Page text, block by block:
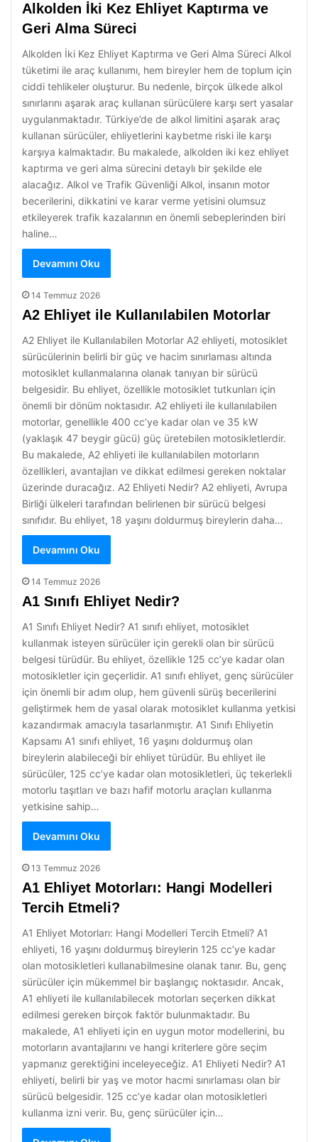
Alkolden İki Kez Ehliyet Kaptırma ve
Geri Alma Süreci
Alkolden İki Kez Ehliyet Kaptırma ve Geri Alma Süreci Alkol
tüketimi ile araç kullanımı, hem bireyler hem de toplum için
ciddi tehlikeler oluşturur. Bu nedenle, birçok ülkede alkol
sınırlarını aşarak araç kullanan sürücülere karşı sert yasalar
uygulanmaktadır. Türkiye’de de alkol limitini aşarak araç
kullanan sürücüler, ehliyetlerini kaybetme riski ile karşı
karşıya kalmaktadır. Bu makalede, alkolden iki kez ehliyet
kaptırma ve geri alma sürecini detaylı bir şekilde ele
alacağız. Alkol ve Trafik Güvenliği Alkol, insanın motor
becerilerini, dikkatini ve karar verme yetisini olumsuz
etkileyerek trafik kazalarının en önemli sebeplerinden biri
haline…
Devamını Oku
14 Temmuz 2026
A2 Ehliyet ile Kullanılabilen Motorlar
A2 Ehliyet ile Kullanılabilen Motorlar A2 ehliyeti, motosiklet
sürücülerinin belirli bir güç ve hacim sınırlaması altında
motosiklet kullanmalarına olanak tanıyan bir sürücü
belgesidir. Bu ehliyet, özellikle motosiklet tutkunları için
önemli bir dönüm noktasıdır. A2 ehliyeti ile kullanılabilen
motorlar, genellikle 400 cc’ye kadar olan ve 35 kW
(yaklaşık 47 beygir gücü) güç üretebilen motosikletlerdir.
Bu makalede, A2 ehliyeti ile kullanılabilen motorların
özellikleri, avantajları ve dikkat edilmesi gereken noktalar
üzerinde duracağız. A2 Ehliyeti Nedir? A2 ehliyeti, Avrupa
Birliği ülkeleri tarafından belirlenen bir sürücü belgesi
sınıfıdır. Bu ehliyet, 18 yaşını doldurmuş bireylerin daha…
Devamını Oku
14 Temmuz 2026
A1 Sınıfı Ehliyet Nedir?
A1 Sınıfı Ehliyet Nedir? A1 sınıfı ehliyet, motosiklet
kullanmak isteyen sürücüler için gerekli olan bir sürücü
belgesi türüdür. Bu ehliyet, özellikle 125 cc’ye kadar olan
motosikletler için geçerlidir. A1 sınıfı ehliyet, genç sürücüler
için önemli bir adım olup, hem güvenli sürüş becerilerini
geliştirmek hem de yasal olarak motosiklet kullanma yetkisi
kazandırmak amacıyla tasarlanmıştır. A1 Sınıfı Ehliyetin
Kapsamı A1 sınıfı ehliyet, 16 yaşını doldurmuş olan
bireylerin alabileceği bir ehliyet türüdür. Bu ehliyet ile
sürücüler, 125 cc’ye kadar olan motosikletleri, üç tekerlekli
motorlu taşıtları ve bazı hafif motorlu araçları kullanma
yetkisine sahip…
Devamını Oku
13 Temmuz 2026
A1 Ehliyet Motorları: Hangi Modelleri
Tercih Etmeli?
A1 Ehliyet Motorları: Hangi Modelleri Tercih Etmeli? A1
ehliyeti, 16 yaşını doldurmuş bireylerin 125 cc’ye kadar
olan motosikletleri kullanabilmesine olanak tanır. Bu, genç
sürücüler için mükemmel bir başlangıç noktasıdır. Ancak,
A1 ehliyeti ile kullanılabilecek motorları seçerken dikkat
edilmesi gereken birçok faktör bulunmaktadır. Bu
makalede, A1 ehliyeti için en uygun motor modellerini, bu
motorların avantajlarını ve hangi kriterlere göre seçim
yapmanız gerektiğini inceleyeceğiz. A1 Ehliyeti Nedir? A1
ehliyeti, belirli bir yaş ve motor hacmi sınırlaması olan bir
sürücü belgesidir. 125 cc’ye kadar olan motosikletleri
kullanma izni verir. Bu, genç sürücüler için…